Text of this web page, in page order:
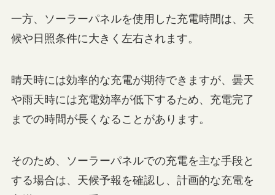
一方、ソーラーパネルを使用した充電時間は、天
候や日照条件に大きく左右されます。
晴天時には効率的な充電が期待できますが、曇天
や雨天時には充電効率が低下するため、充電完了
までの時間が長くなることがあります。
そのため、ソーラーパネルでの充電を主な手段と
する場合は、天候予報を確認し、計画的な充電を